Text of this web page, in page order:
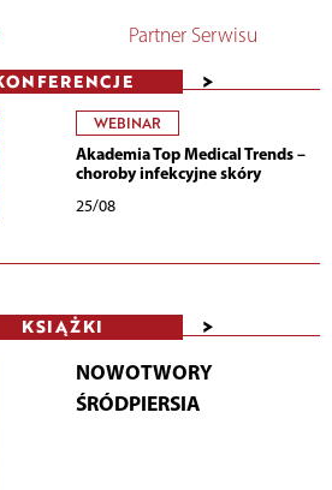
Partner Serwisu
>
WEBINAR
Akademia Top Medical Trends –
choroby infekcyjne skóry
25/08
KSIĄŻKI >
NOWOTWORY
ŚRÓDPIERSIA